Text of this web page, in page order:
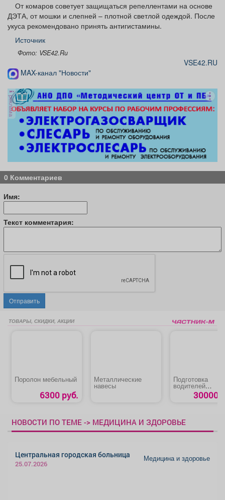
От комаров советует защищаться репеллентами на основе
ДЭТА, от мошки и слепней – плотной светлой одеждой. После
укуса рекомендовано принять антигистамины.
Источник
Фото: VSE42.Ru
VSE42.RU
MAX-канал "Новости"
реклама
0 Комментариев
Имя:
Текст комментария:
Отправить
ТОВАРЫ, СКИДКИ, АКЦИИ
Поролон мебельный
6300 руб.
Металлические
навесы
Подготовка
водителей
карьерного
самосвала30000
НОВОСТИ ПО ТЕМЕ -> МЕДИЦИНА И ЗДОРОВЬЕ
Центральная городская больница
25.07.2026
Медицина и здоровье